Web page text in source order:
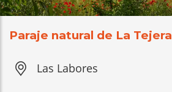
Paraje natural de La Tejera
Las Labores